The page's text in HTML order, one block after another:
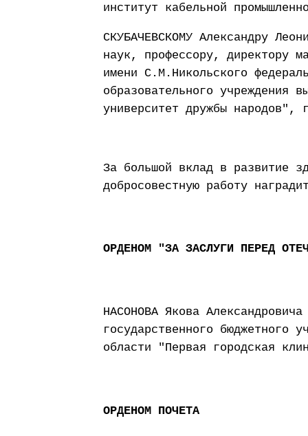
институт кабельной
СКУБАЧЕВСКОМУ Александру
наук, профессору, директору
имени С.М.Никольского
образовательного учреждения
университет дружбы народов",
За большой вклад в развитие
добросовестную работу
ОРДЕНОМ "ЗА ЗАСЛУГИ ПЕРЕД
НАСОНОВА Якова
государственного бюджетного
области "Первая городская
ОРДЕНОМ ПОЧЕТА